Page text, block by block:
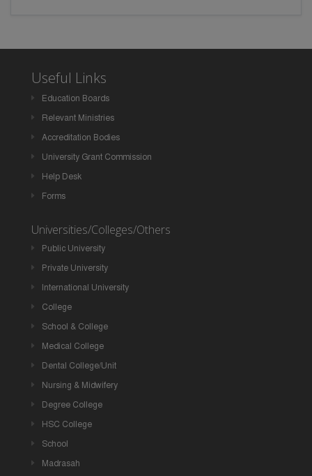
Useful Links
Education Boards
Relevant Ministries
Accreditation Bodies
University Grant Commission
Help Desk
Forms
Universities/Colleges/Others
Public University
Private University
International University
College
School & College
Medical College
Dental College/Unit
Nursing & Midwifery
Degree College
HSC College
School
Madrasah